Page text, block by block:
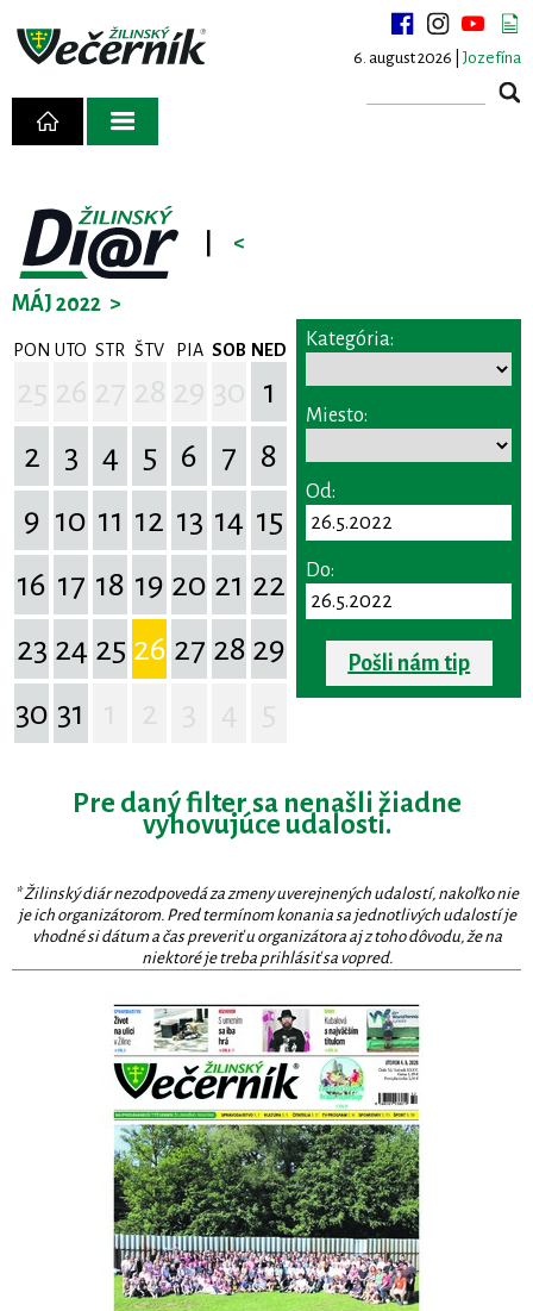
6. august 2026 | Jozefína
<
MÁJ 2022 >
PON UTO STR ŠTV PIA SOB NED
1
2
3 4 5 6 7
8
9 10 11 12 13 14 15
16 17 18 19 20 21 22
23 24 25 26 27 28 29
30 31
Kategória:
Miesto:
Od:
Do:
Pošli nám tip
Pre daný filter sa nenašli žiadne
vyhovujúce udalosti.
* Žilinský diár nezodpovedá za zmeny uverejnených udalostí, nakoľko nie
je ich organizátorom. Pred termínom konania sa jednotlivých udalostí je
vhodné si dátum a čas preveriť u organizátora aj z toho dôvodu, že na
niektoré je treba prihlásiť sa vopred.